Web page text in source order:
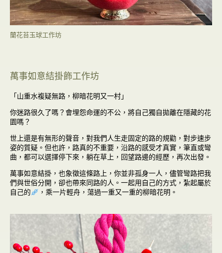
蘭花苔玉球工作坊
萬事如意結掛飾工作坊
「山重水複疑無路，柳暗花明又一村」
你迷路很久了嗎？會埋怨命運的不公，將自己獨自拋離在隱藏的花
園嗎？
世上還是有無形的聲音，對我們人生走固定的路的規勸，對步速步
姿的質疑。但也許，路真的不重要，沿路的感受才真實，筆直或彎
曲，都可以選擇停下來，躺在草上，回望路邊的經歷，再次出發。
萬事如意結掛，也象徵這條路上，你並非孤身一人，儘管彎路把我
們與世俗分開，卻也帶來同路的人。一起用自己的方式，紮起屬於
自己的
，乘一片輕舟，蕩過一重又一重的柳暗花明。